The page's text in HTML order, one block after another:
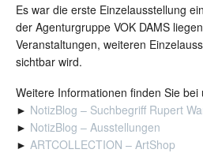
Es war die erste Einzelausstellung
der Agenturgruppe VOK DAMS
Veranstaltungen, weiteren
sichtbar wird.
Weitere Informationen finden Sie bei
► NotizBlog – Suchbegriff Rupert
► NotizBlog – Ausstellungen
► ARTCOLLECTION – ArtShop